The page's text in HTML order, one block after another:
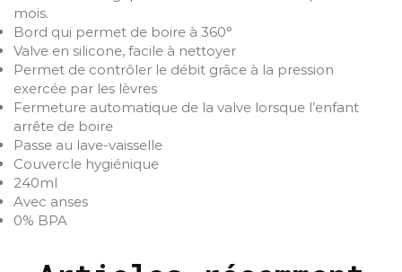
mois.
Bord qui permet de boire à 360°
Valve en silicone, facile à nettoyer
Permet de contrôler le débit grâce à la pression
exercée par les lèvres
Fermeture automatique de la valve lorsque l’enfant
arrête de boire
Passe au lave-vaisselle
Couvercle hygiénique
240ml
Avec anses
0% BPA